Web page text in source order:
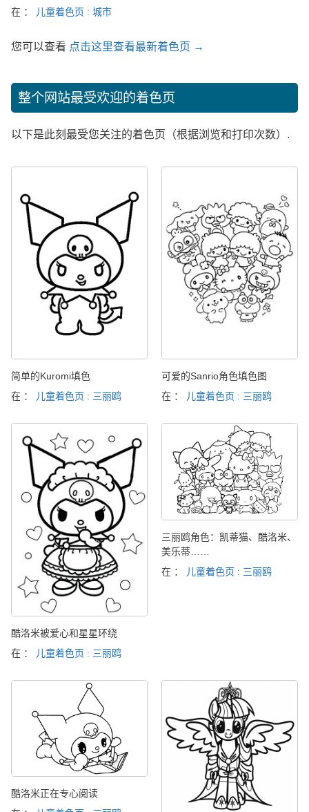
在 ：
儿童着色页 : 城市
您可以查看 点击这里查看最新着色页 →
整个网站最受欢迎的着色页
以下是此刻最受您关注的着色页（根据浏览和打印次数）.
简单的Kuromi填色
在 ：
儿童着色页 : 三丽鸥
可爱的Sanrio角色填色图
在 ：
儿童着色页 : 三丽鸥
酷洛米被爱心和星星环绕
在 ：
儿童着色页 : 三丽鸥
三丽鸥角色：凯蒂猫、酷洛米、
美乐蒂……
在 ：
儿童着色页 : 三丽鸥
酷洛米正在专心阅读